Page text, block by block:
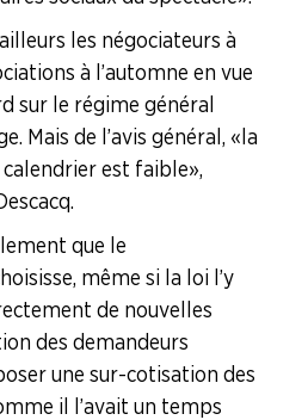
les négociateurs à
à l’automne en vue
sur le régime général
Mais de l’avis général, « la
est faible »,
que le
même si la loi l’y
de nouvelles
des demandeurs
une sur-cotisation des
il l’avait un temps